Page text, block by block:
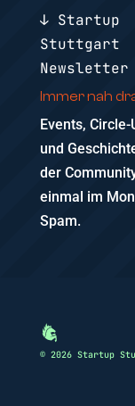
↓ Startup
Stuttgart
Newsletter
Immer nah
Events, Circle-
und
der
einmal im
Spam.
© 2026 Startup